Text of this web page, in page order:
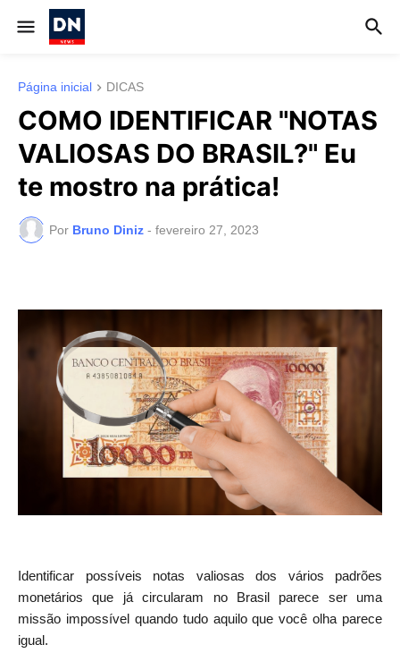
Página inicial DICAS
COMO IDENTIFICAR "NOTAS
VALIOSAS DO BRASIL?" Eu
te mostro na prática!
Por Bruno Diniz - fevereiro 27, 2023
Identificar possíveis notas valiosas dos vários padrões
monetários que já circularam no Brasil parece ser uma
missão impossível quando tudo aquilo que você olha parece
igual.